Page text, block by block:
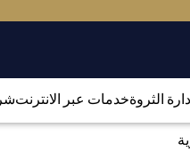
الثروةخدمات عبر الانترنت